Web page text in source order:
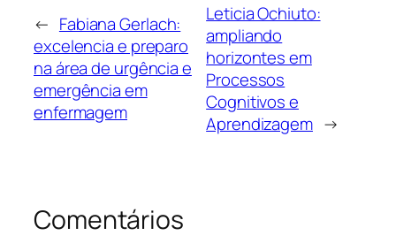
← Fabiana Gerlach:
excelencia e preparo
na área de urgência e
emergência em
enfermagem
Leticia Ochiuto:
ampliando
horizontes em
Processos
Cognitivos e
Aprendizagem →
Comentários